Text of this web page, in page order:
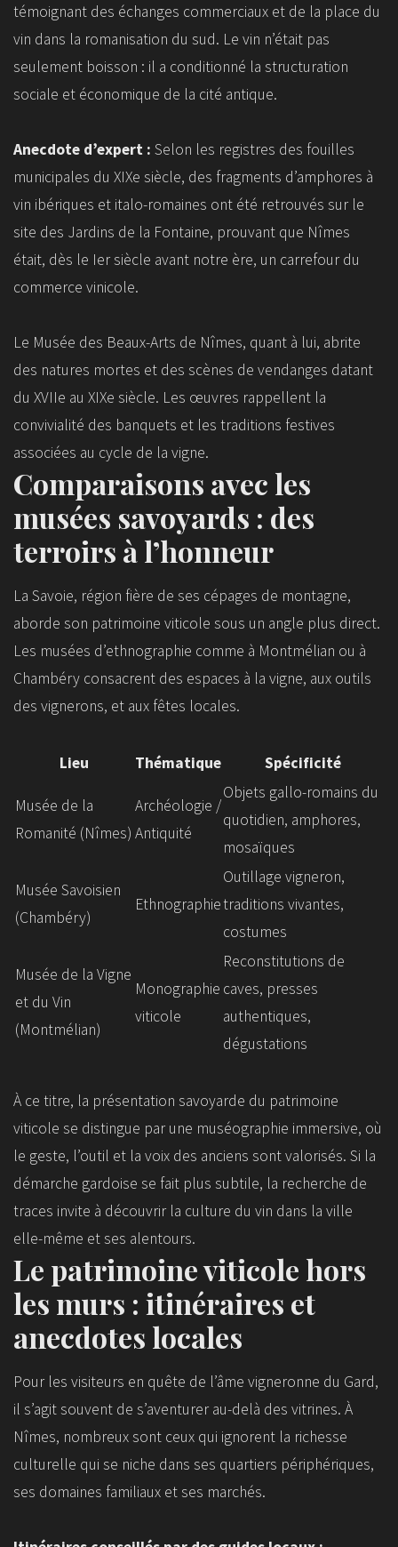
témoignant des échanges commerciaux et de la place du
vin dans la romanisation du sud. Le vin n’était pas
seulement boisson : il a conditionné la structuration
sociale et économique de la cité antique.
Anecdote d’expert : Selon les registres des fouilles
municipales du XIXe siècle, des fragments d’amphores à
vin ibériques et italo-romaines ont été retrouvés sur le
site des Jardins de la Fontaine, prouvant que Nîmes
était, dès le Ier siècle avant notre ère, un carrefour du
commerce vinicole.
Le Musée des Beaux-Arts de Nîmes, quant à lui, abrite
des natures mortes et des scènes de vendanges datant
du XVIIe au XIXe siècle. Les œuvres rappellent la
convivialité des banquets et les traditions festives
associées au cycle de la vigne.
Comparaisons avec les
musées savoyards : des
terroirs à l’honneur
La Savoie, région fière de ses cépages de montagne,
aborde son patrimoine viticole sous un angle plus direct.
Les musées d’ethnographie comme à Montmélian ou à
Chambéry consacrent des espaces à la vigne, aux outils
des vignerons, et aux fêtes locales.
Lieu Thématique Spécificité
Musée de la
Romanité (Nîmes)
Archéologie /
Antiquité
Objets gallo-romains du
quotidien, amphores,
mosaïques
Musée Savoisien
(Chambéry)
Ethnographie
Outillage vigneron,
traditions vivantes,
costumes
Musée de la Vigne
et du Vin
(Montmélian)
Monographie
viticole
Reconstitutions de
caves, presses
authentiques,
dégustations
À ce titre, la présentation savoyarde du patrimoine
viticole se distingue par une muséographie immersive, où
le geste, l’outil et la voix des anciens sont valorisés. Si la
démarche gardoise se fait plus subtile, la recherche de
traces invite à découvrir la culture du vin dans la ville
elle-même et ses alentours.
Le patrimoine viticole hors
les murs : itinéraires et
anecdotes locales
Pour les visiteurs en quête de l’âme vigneronne du Gard,
il s’agit souvent de s’aventurer au-delà des vitrines. À
Nîmes, nombreux sont ceux qui ignorent la richesse
culturelle qui se niche dans ses quartiers périphériques,
ses domaines familiaux et ses marchés.